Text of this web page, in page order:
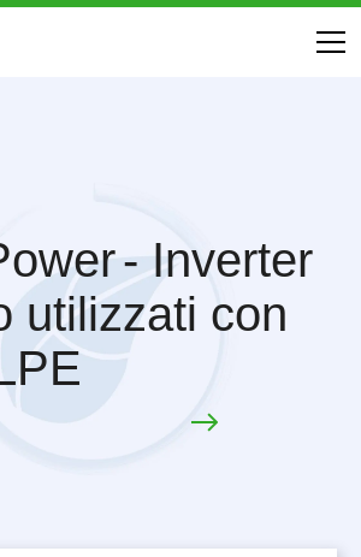
- Inverter
utilizzati con